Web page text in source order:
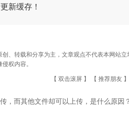
新缓存！
、转载和分享为主，文章观点不代表本网站
权内容。
【 双击滚屏 】 【 推荐朋友
，而其他文件却可以上传，是什么原因